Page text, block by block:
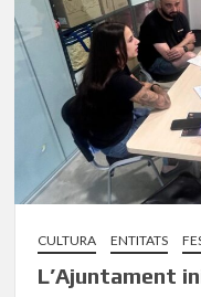
CULTURA ENTITATS
L’Ajuntament